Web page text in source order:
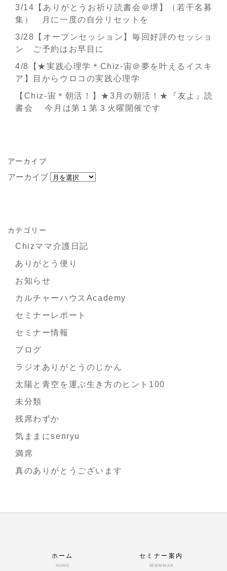
3/14【ありがとうお祈り読書会＠堺】（若干名募
集） 月に一度の自分リセットを
3/28【オープンセッション】毎回好評のセッショ
ン ご予約はお早目に
4/8【★実践心理学＊Chiz-宙＠夢を叶えるイスキ
ア】目からウロコの実践心理学
【Chiz-宙＊朝活！】★3月の朝活！★『友よ』読
書会 今月は第１第３火曜開催です
アーカイブ
アーカイブ
カテゴリー
Chizママ介護日記
ありがとう便り
お知らせ
カルチャーハウスAcademy
セミナーレポート
セミナー情報
ブログ
ラジオありがとうのじかん
太陽と青空を運ぶ生き方のヒント100
未分類
残席わずか
気ままにsenryu
満席
真のありがとうございます
ホーム
HOME
セミナー案内
SEMMINAR